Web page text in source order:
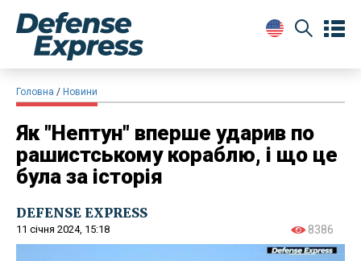
Головна Новини
Як "Нептун" вперше ударив по
рашистському кораблю, і що це
була за історія
DEFENSE EXPRESS
11 січня 2024, 15:18 8386